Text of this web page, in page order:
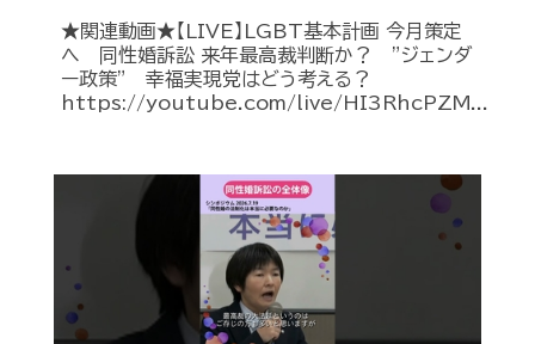
★関連動画★【LIVE】LGBT基本計画 今月策定
へ 同性婚訴訟 来年最高裁判断か？ ”ジェンダ
ー政策” 幸福実現党はどう考える？
https://youtube.com/live/HI3RhcPZM...